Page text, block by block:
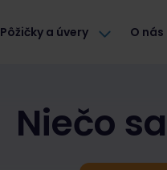
Pôžičky a úvery O nás
Niečo